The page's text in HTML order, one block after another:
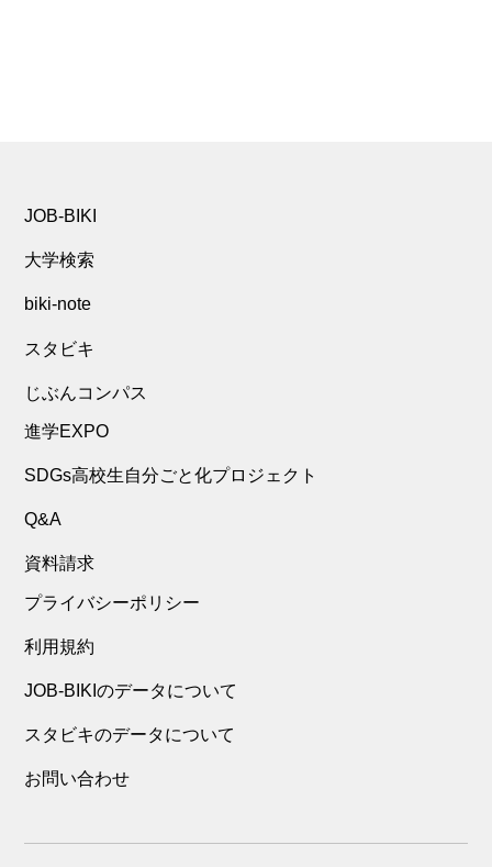
JOB-BIKI
大学検索
biki-note
スタビキ
じぶんコンパス
進学EXPO
SDGs高校生自分ごと化プロジェクト
Q&A
資料請求
プライバシーポリシー
利用規約
JOB-BIKIのデータについて
スタビキのデータについて
お問い合わせ